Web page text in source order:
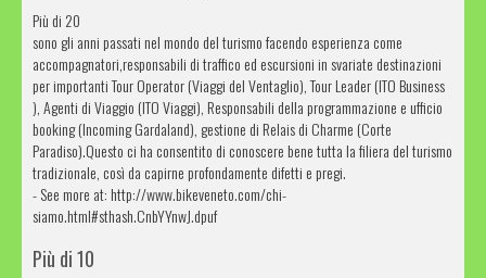
Più di 20
sono gli anni passati nel mondo del turismo facendo esperienza come
accompagnatori,responsabili di traffico ed escursioni in svariate destinazioni
per importanti Tour Operator (Viaggi del Ventaglio), Tour Leader (ITO Business
), Agenti di Viaggio (ITO Viaggi), Responsabili della programmazione e ufficio
booking (Incoming Gardaland), gestione di Relais di Charme (Corte
Paradiso).Questo ci ha consentito di conoscere bene tutta la filiera del turismo
tradizionale, così da capirne profondamente difetti e pregi.
- See more at: http://www.bikeveneto.com/chi-
siamo.html#sthash.CnbYYnwJ.dpuf
Più di 10